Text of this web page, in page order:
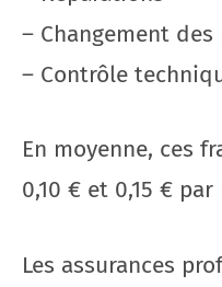
– Changement
– Contrôle
En moyenne, ces
0,10 € et 0,15 €
Les assurances